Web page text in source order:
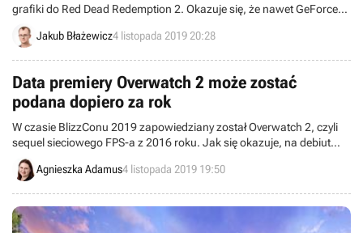
grafiki do Red Dead Redemption 2. Okazuje się, że nawet GeForce
RTX 2080 Ti nie wystarczy do uzyskania stałych 60 klatek na
sekundę, jeśli chcemy grać w rozdzielczości 4K na wysokich
Jakub Błażewicz4 listopada 2019 20:28
Data premiery Overwatch 2 może zostać
podana dopiero za rok
W czasie BlizzConu 2019 zapowiedziany został Overwatch 2, czyli
sequel sieciowego FPS-a z 2016 roku. Jak się okazuje, na debiut
tytułu przyjdzie nam jeszcze poczekać. Reżyser produkcji - Jeff
Kaplan – przyznał, że ogłoszenie daty premiery gry może nastąpić
Agnieszka Adamus4 listopada 2019 19:50